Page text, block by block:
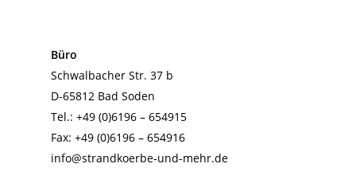
Büro
Schwalbacher Str. 37 b
D-65812 Bad Soden
Tel.: +49 (0)6196 – 654915
Fax: +49 (0)6196 – 654916
info@strandkoerbe-und-mehr.de
Mehr